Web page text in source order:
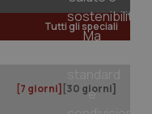
Tutti gli speciali
[7 giorni] [30 giorni]